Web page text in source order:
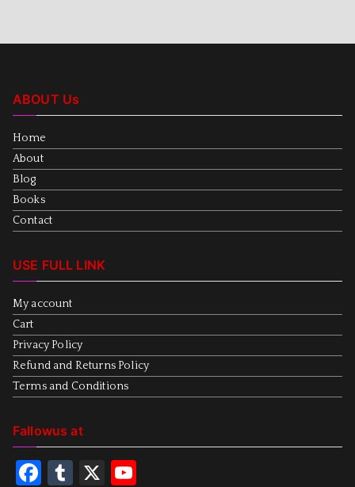
ABOUT Us
Home
About
Blog
Books
Contact
USE FULL LINK
My account
Cart
Privacy Policy
Refund and Returns Policy
Terms and Conditions
Fallowus at
F
T
X